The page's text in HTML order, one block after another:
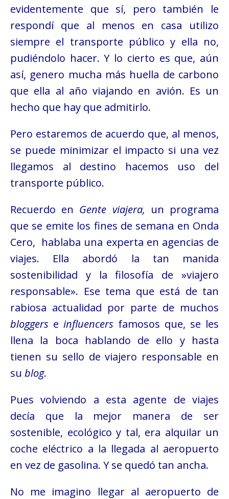
evidentemente que sí, pero también le
respondí que al menos en casa utilizo
siempre el transporte público y ella no,
pudiéndolo hacer. Y lo cierto es que, aún
así, genero mucha más huella de carbono
que ella al año viajando en avión. Es un
hecho que hay que admitirlo.
Pero estaremos de acuerdo que, al menos,
se puede minimizar el impacto si una vez
llegamos al destino hacemos uso del
transporte público.
Recuerdo en Gente viajera, un programa
que se emite los fines de semana en Onda
Cero, hablaba una experta en agencias de
viajes. Ella abordó la tan manida
sostenibilidad y la filosofía de »viajero
responsable». Ese tema que está de tan
rabiosa actualidad por parte de muchos
bloggers e influencers famosos que, se les
llena la boca hablando de ello y hasta
tienen su sello de viajero responsable en
su blog.
Pues volviendo a esta agente de viajes
decía que la mejor manera de ser
sostenible, ecológico y tal, era alquilar un
coche eléctrico a la llegada al aeropuerto
en vez de gasolina. Y se quedó tan ancha.
No me imagino llegar al aeropuerto de